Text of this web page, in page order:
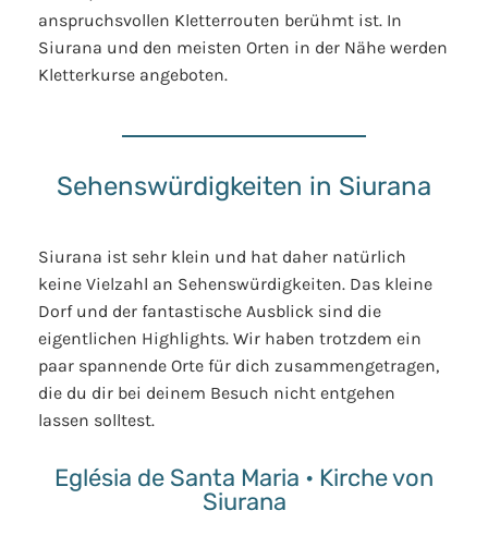
anspruchsvollen Kletterrouten berühmt ist. In
Siurana und den meisten Orten in der Nähe werden
Kletterkurse angeboten.
Sehenswürdigkeiten in Siurana
Siurana ist sehr klein und hat daher natürlich
keine Vielzahl an Sehenswürdigkeiten. Das kleine
Dorf und der fantastische Ausblick sind die
eigentlichen Highlights. Wir haben trotzdem ein
paar spannende Orte für dich zusammengetragen,
die du dir bei deinem Besuch nicht entgehen
lassen solltest.
Eglésia de Santa Maria • Kirche von
Siurana